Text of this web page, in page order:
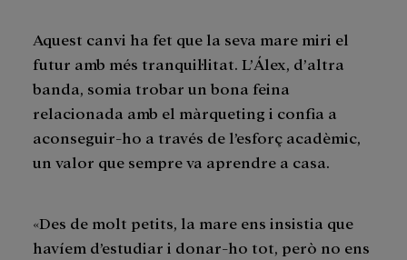
Aquest canvi ha fet que la seva mare miri el
futur amb més tranquil·litat. L’Álex, d’altra
banda, somia trobar un bona feina
relacionada amb el màrqueting i confia a
aconseguir-ho a través de l’esforç acadèmic,
un valor que sempre va aprendre a casa.
«Des de molt petits, la mare ens insistia que
havíem d’estudiar i donar-ho tot, però no ens